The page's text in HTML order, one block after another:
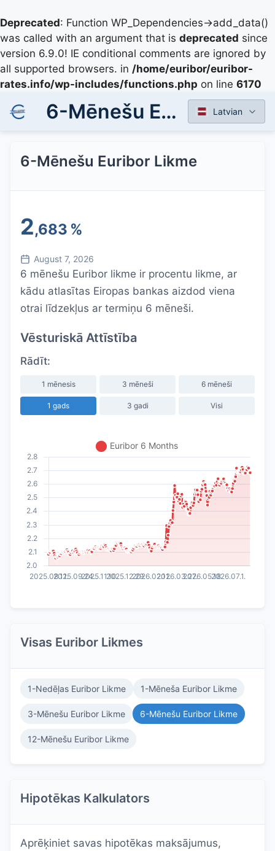
Deprecated: Function WP_Dependencies->add_data()
was called with an argument that is deprecated since
version 6.9.0! IE conditional comments are ignored by
all supported browsers. in /home/euribor/euribor-
rates.info/wp-includes/functions.php on line 6170
6-Mēnešu Euribor Likme Latvian
6-Mēnešu Euribor Likme
2,683 %
August 7, 2026
6 mēnešu Euribor likme ir procentu likme, ar
kādu atlasītas Eiropas bankas aizdod viena
otrai līdzekļus ar termiņu 6 mēneši.
Vēsturiskā Attīstība
Rādīt:
1 mēnesis 3 mēneši 6 mēneši
1 gads 3 gadi Visi
Visas Euribor Likmes
1-Nedēļas Euribor Likme 1-Mēneša Euribor Likme
3-Mēnešu Euribor Likme 6-Mēnešu Euribor Likme
12-Mēnešu Euribor Likme
Hipotēkas Kalkulators
Aprēķiniet savas hipotēkas maksājumus,